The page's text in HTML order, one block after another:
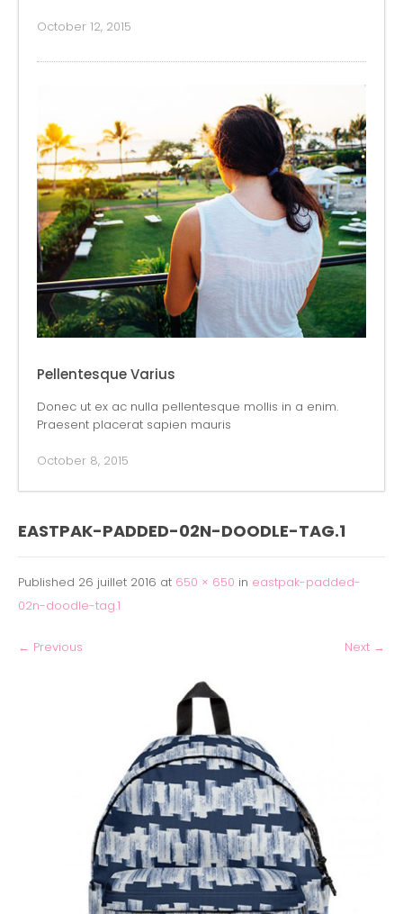
October 12, 2015
Pellentesque Varius
Donec ut ex ac nulla pellentesque mollis in a enim.
Praesent placerat sapien mauris
October 8, 2015
EASTPAK-PADDED-02N-DOODLE-TAG.1
Published 26 juillet 2016 at 650 × 650 in eastpak-padded-
02n-doodle-tag.1
← Previous Next →